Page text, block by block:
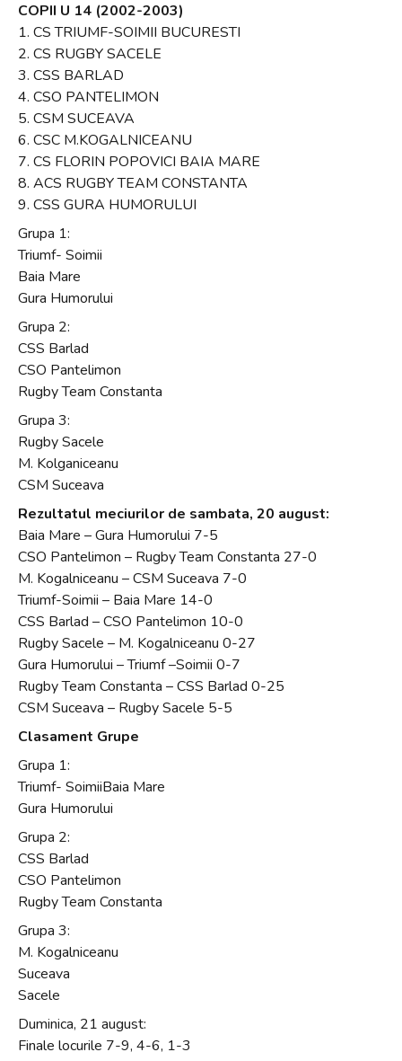
COPII U 14 (2002-2003)
1. CS TRIUMF-SOIMII BUCURESTI
2. CS RUGBY SACELE
3. CSS BARLAD
4. CSO PANTELIMON
5. CSM SUCEAVA
6. CSC M.KOGALNICEANU
7. CS FLORIN POPOVICI BAIA MARE
8. ACS RUGBY TEAM CONSTANTA
9. CSS GURA HUMORULUI
Grupa 1:
Triumf- Soimii
Baia Mare
Gura Humorului
Grupa 2:
CSS Barlad
CSO Pantelimon
Rugby Team Constanta
Grupa 3:
Rugby Sacele
M. Kolganiceanu
CSM Suceava
Rezultatul meciurilor de sambata, 20 august:
Baia Mare – Gura Humorului 7-5
CSO Pantelimon – Rugby Team Constanta 27-0
M. Kogalniceanu – CSM Suceava 7-0
Triumf-Soimii – Baia Mare 14-0
CSS Barlad – CSO Pantelimon 10-0
Rugby Sacele – M. Kogalniceanu 0-27
Gura Humorului – Triumf –Soimii 0-7
Rugby Team Constanta – CSS Barlad 0-25
CSM Suceava – Rugby Sacele 5-5
Clasament Grupe
Grupa 1:
Triumf- SoimiiBaia Mare
Gura Humorului
Grupa 2:
CSS Barlad
CSO Pantelimon
Rugby Team Constanta
Grupa 3:
M. Kogalniceanu
Suceava
Sacele
Duminica, 21 august:
Finale locurile 7-9, 4-6, 1-3